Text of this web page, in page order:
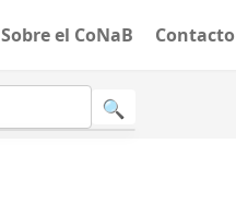
Sobre el CoNaB Contacto